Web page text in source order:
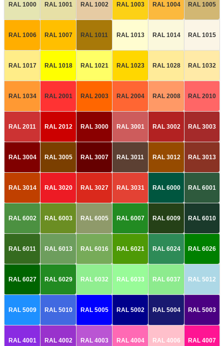
RAL 1000 RAL 1001 RAL 1002 RAL 1003 RAL 1004 RAL 1005
RAL 1006 RAL 1007 RAL 1011 RAL 1013 RAL 1014 RAL 1015
RAL 1017 RAL 1018 RAL 1021 RAL 1023 RAL 1028 RAL 1032
RAL 1034 RAL 2001 RAL 2003 RAL 2004 RAL 2008 RAL 2010
RAL 2011 RAL 2012 RAL 3000 RAL 3001 RAL 3002 RAL 3003
RAL 3004 RAL 3005 RAL 3007 RAL 3011 RAL 3012 RAL 3013
RAL 3014 RAL 3020 RAL 3027 RAL 3031 RAL 6000 RAL 6001
RAL 6002 RAL 6003 RAL 6005 RAL 6007 RAL 6009 RAL 6010
RAL 6011 RAL 6013 RAL 6016 RAL 6021 RAL 6024 RAL 6026
RAL 6027 RAL 6029 RAL 6032 RAL 6033 RAL 6037 RAL 5012
RAL 5009 RAL 5010 RAL 5005 RAL 5002 RAL 5004 RAL 5003
RAL 4001 RAL 4002 RAL 4003 RAL 4004 RAL 4006 RAL 4007